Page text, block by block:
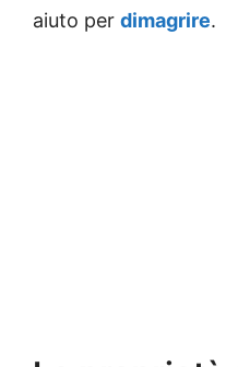
aiuto per dimagrire.